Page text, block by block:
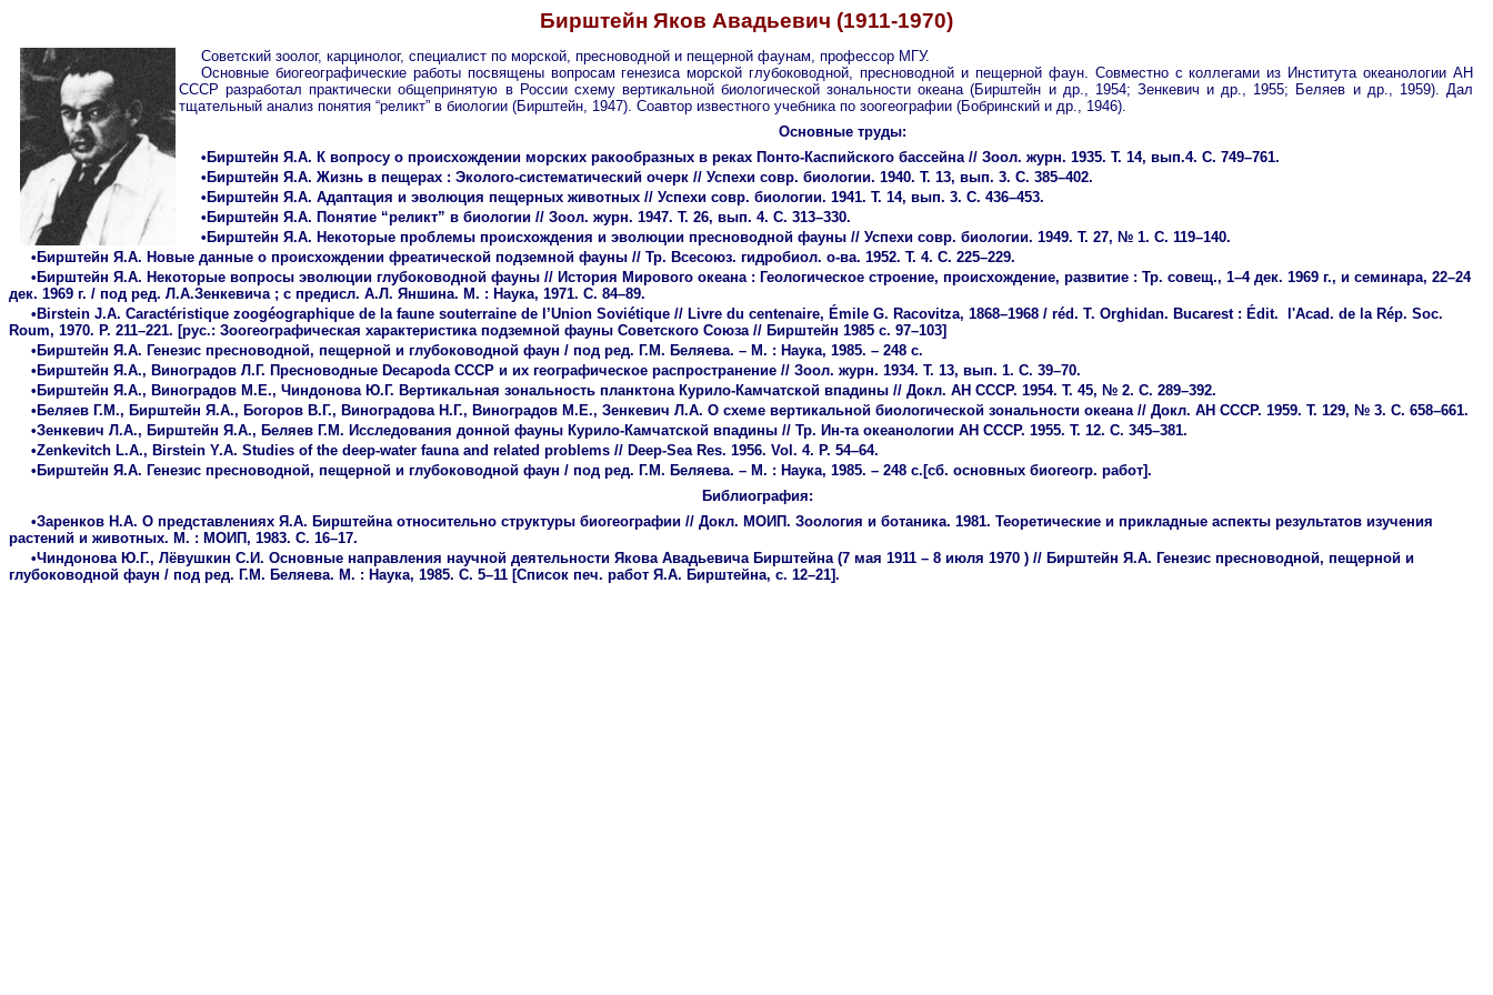
Бирштейн Яков Авадьевич (1911-1970)
Советский зоолог, карцинолог, специалист по морской, пресноводной и пещерной фаунам, профессор МГУ.
Основные биогеографические работы посвящены вопросам генезиса морской глубоководной, пресноводной и пещерной фаун. Совместно с коллегами из Института океанологии АН
СССР разработал практически общепринятую в России схему вертикальной биологической зональности океана (Бирштейн и др., 1954; Зенкевич и др., 1955; Беляев и др., 1959). Дал
тщательный анализ понятия “реликт” в биологии (Бирштейн, 1947). Соавтор известного учебника по зоогеографии (Бобринский и др., 1946).
Основные труды:
•Бирштейн Я.А. К вопросу о происхождении морских ракообразных в реках Понто-Каспийского бассейна // Зоол. журн. 1935. Т. 14, вып.4. С. 749–761.
•Бирштейн Я.А. Жизнь в пещерах : Эколого-систематический очерк // Успехи совр. биологии. 1940. Т. 13, вып. 3. С. 385–402.
•Бирштейн Я.А. Адаптация и эволюция пещерных животных // Успехи совр. биологии. 1941. Т. 14, вып. 3. С. 436–453.
•Бирштейн Я.А. Понятие “реликт” в биологии // Зоол. журн. 1947. Т. 26, вып. 4. С. 313–330.
•Бирштейн Я.А. Некоторые проблемы происхождения и эволюции пресноводной фауны // Успехи совр. биологии. 1949. Т. 27, № 1. С. 119–140.
•Бирштейн Я.А. Новые данные о происхождении фреатической подземной фауны // Тр. Всесоюз. гидробиол. о-ва. 1952. Т. 4. С. 225–229.
•Бирштейн Я.А. Некоторые вопросы эволюции глубоководной фауны // История Мирового океана : Геологическое строение, происхождение, развитие : Тр. совещ., 1–4 дек. 1969 г., и семинара, 22–24
дек. 1969 г. / под ред. Л.А.Зенкевича ; с предисл. А.Л. Яншина. М. : Наука, 1971. С. 84–89.
•Birstein J.A. Caractéristique zoogéographique de la faune souterraine de l’Union Soviétique // Livre du centenaire, Émile G. Racovitza, 1868–1968 / réd. T. Orghidan. Bucarest : Édit. l'Acad. de la Rép. Soc.
Roum, 1970. P. 211–221. [рус.: Зоогеографическая характеристика подземной фауны Советского Союза // Бирштейн 1985 с. 97–103]
•Бирштейн Я.А. Генезис пресноводной, пещерной и глубоководной фаун / под ред. Г.М. Беляева. – М. : Наука, 1985. – 248 с.
•Бирштейн Я.А., Виноградов Л.Г. Пресноводные Decapoda СССР и их географическое распространение // Зоол. журн. 1934. Т. 13, вып. 1. С. 39–70.
•Бирштейн Я.А., Виноградов М.Е., Чиндонова Ю.Г. Вертикальная зональность планктона Курило-Камчатской впадины // Докл. АН СССР. 1954. Т. 45, № 2. С. 289–392.
•Беляев Г.М., Бирштейн Я.А., Богоров В.Г., Виноградова Н.Г., Виноградов М.Е., Зенкевич Л.А. О схеме вертикальной биологической зональности океана // Докл. АН СССР. 1959. Т. 129, № 3. С. 658–661.
•Зенкевич Л.А., Бирштейн Я.А., Беляев Г.М. Исследования донной фауны Курило-Камчатской впадины // Тр. Ин-та океанологии АН СССР. 1955. Т. 12. С. 345–381.
•Zenkevitch L.A., Birstein Y.A. Studies of the deep-water fauna and related problems // Deep-Sea Res. 1956. Vol. 4. P. 54–64.
•Бирштейн Я.А. Генезис пресноводной, пещерной и глубоководной фаун / под ред. Г.М. Беляева. – М. : Наука, 1985. – 248 с.[сб. основных биогеогр. работ].
Библиография:
•Заренков Н.А. О представлениях Я.А. Бирштейна относительно структуры биогеографии // Докл. МОИП. Зоология и ботаника. 1981. Теоретические и прикладные аспекты результатов изучения
растений и животных. М. : МОИП, 1983. С. 16–17.
•Чиндонова Ю.Г., Лёвушкин С.И. Основные направления научной деятельности Якова Авадьевича Бирштейна (7 мая 1911 – 8 июля 1970 ) // Бирштейн Я.А. Генезис пресноводной, пещерной и
глубоководной фаун / под ред. Г.М. Беляева. М. : Наука, 1985. С. 5–11 [Список печ. работ Я.А. Бирштейна, с. 12–21].